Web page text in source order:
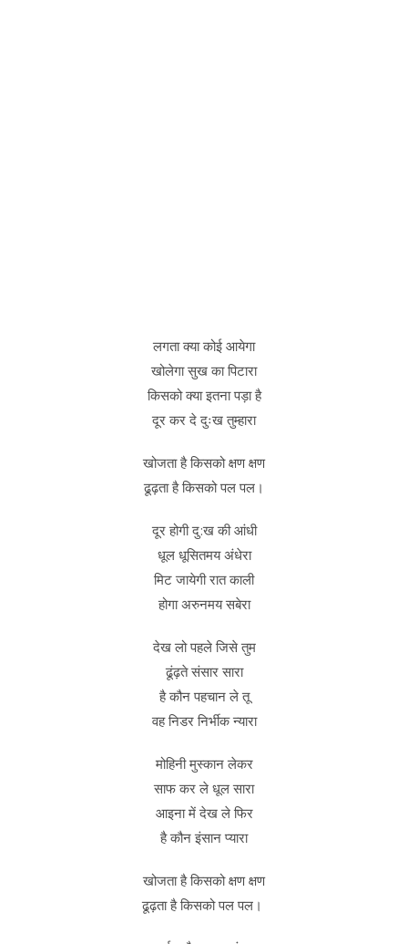
लगता क्या कोई आयेगा
खोलेगा सुख का पिटारा
किसको क्या इतना पड़ा है
दूर कर दे दुःख तुम्हारा
खोजता है किसको क्षण क्षण
ढूढ़ता है किसको पल पल।
दूर होगी दु:ख की आंधी
धूल धूसितमय अंधेरा
मिट जायेगी रात काली
होगा अरुनमय सबेरा
देख लो पहले जिसे तुम
ढूंढ़ते संसार सारा
है कौन पहचान ले तू
वह निडर निर्भीक न्यारा
मोहिनी मुस्कान लेकर
साफ कर ले धूल सारा
आइना में देख ले फिर
है कौन इंसान प्यारा
खोजता है किसको क्षण क्षण
ढूढ़ता है किसको पल पल।